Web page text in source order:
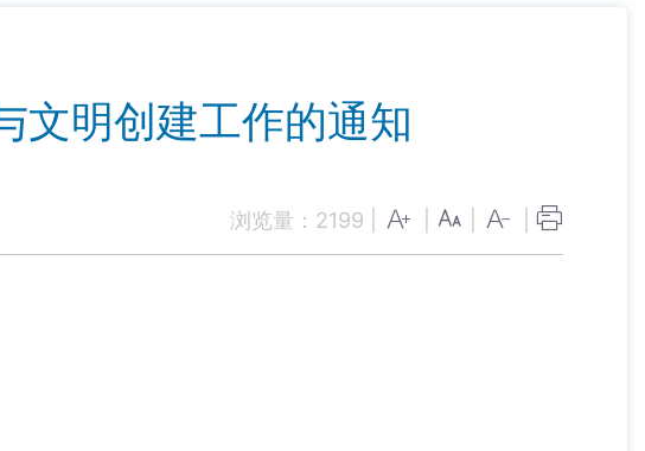
文明创建工作的通知
浏览量： 2199